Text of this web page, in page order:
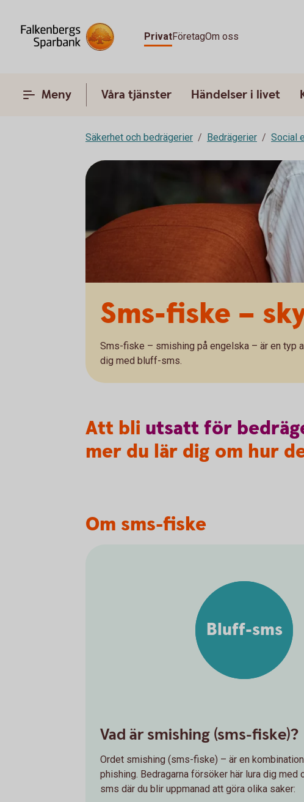
PrivatFöretagOm oss
Meny Våra tjänster Händelser i livet
Säkerhet och bedrägerier Bedrägerier Social
Sms-fiske –
Sms-fiske – smishing på engelska – är en typ
dig med bluff-sms.
Att bli utsattför
mer du lär dig om hur
Om sms-fiske
Bluff-sms
Vad är smishing (sms-fiske)?
Ordet smishing (sms-fiske) – är en
phishing. Bedragarna försöker här lura dig med
sms där du blir uppmanad att göra olika saker: